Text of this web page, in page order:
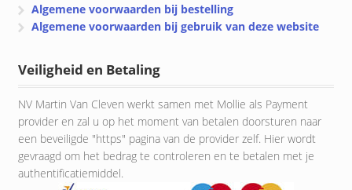
Algemene voorwaarden bij bestelling
Algemene voorwaarden bij gebruik van deze website
Veiligheid en Betaling
NV Martin Van Cleven werkt samen met Mollie als Payment
provider en zal u op het moment van betalen doorsturen naar
een beveiligde "https" pagina van de provider zelf. Hier wordt
gevraagd om het bedrag te controleren en te betalen met je
authentificatiemiddel.